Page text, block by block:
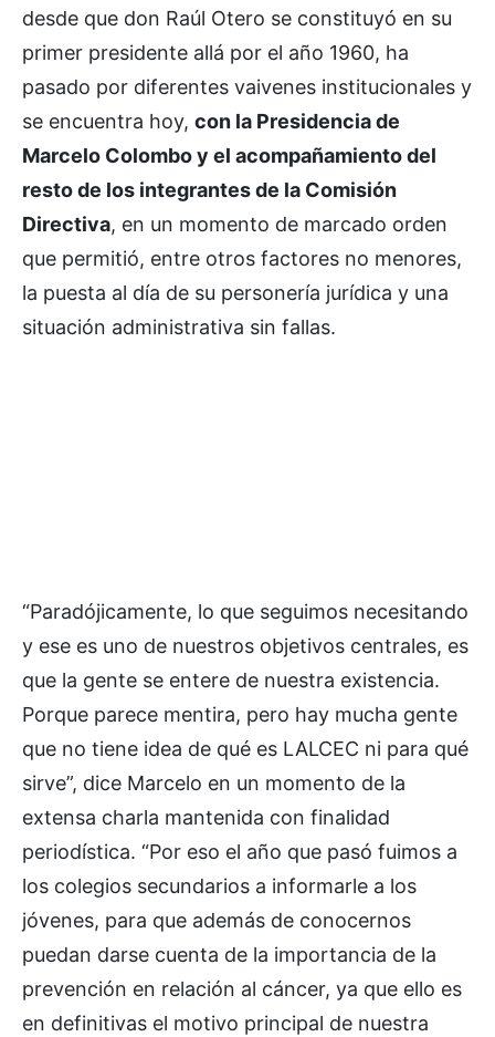
desde que don Raúl Otero se constituyó en su
primer presidente allá por el año 1960, ha
pasado por diferentes vaivenes institucionales y
se encuentra hoy, con la Presidencia de
Marcelo Colombo y el acompañamiento del
resto de los integrantes de la Comisión
Directiva, en un momento de marcado orden
que permitió, entre otros factores no menores,
la puesta al día de su personería jurídica y una
situación administrativa sin fallas.
“Paradójicamente, lo que seguimos necesitando
y ese es uno de nuestros objetivos centrales, es
que la gente se entere de nuestra existencia.
Porque parece mentira, pero hay mucha gente
que no tiene idea de qué es LALCEC ni para qué
sirve”, dice Marcelo en un momento de la
extensa charla mantenida con finalidad
periodística. “Por eso el año que pasó fuimos a
los colegios secundarios a informarle a los
jóvenes, para que además de conocernos
puedan darse cuenta de la importancia de la
prevención en relación al cáncer, ya que ello es
en definitivas el motivo principal de nuestra